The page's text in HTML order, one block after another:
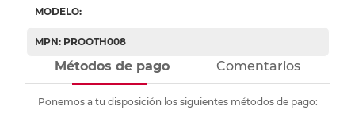
MODELO:
MPN: PROOTH008
Métodos de pago Comentarios
Ponemos a tu disposición los siguientes métodos de pago: